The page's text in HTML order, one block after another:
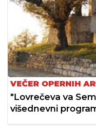
VEČER OPERNIH
"Lovrečeva va
višednevni